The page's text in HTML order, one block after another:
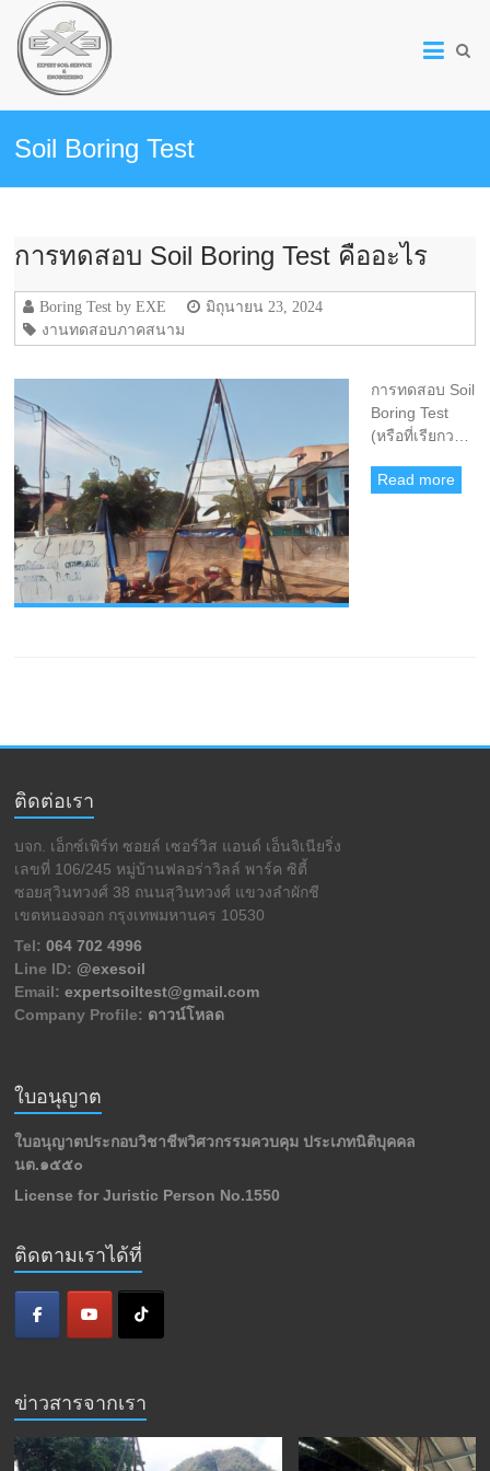
Expert
Soil
Service
&
Engineering
|
Soil
Investigation
Service
บริษัท
เอ็กซ์
เพิร์ท
ซอ
ยล์
เซอร์วิส
แอนด์
เอ็น
จิ
สำรวจ
รับ
เจาะ
ทดสอบ
คุณสมบัติ
วิศวกรรม
ของ
ดิน
เจาะ
ดิน
เพื่อ
การ
ก่อสร้าง
ไทย
Soil Boring Test
การทดสอบ Soil Boring Test คืออะไร
Boring Test by EXE
มิถุนายน 23, 2024
งานทดสอบภาคสนาม
การทดสอบ Soil
Boring Test
(หรือที่เรียกว…
Read more
ติดต่อเรา
บจก. เอ็กซ์เพิร์ท ซอยล์ เซอร์วิส แอนด์ เอ็นจิเนียริ่ง
เลขที่ 106/245 หมู่บ้านฟลอร่าวิลล์ พาร์ค ซิตี้
ซอยสุวินทวงศ์ 38 ถนนสุวินทวงศ์ แขวงลำผักชี
เขตหนองจอก กรุงเทพมหานคร 10530
Tel:064 702 4996
Line ID: @exesoil
Email:expertsoiltest@gmail.com
Company Profile: ดาวน์โหลด
ใบอนุญาต
ใบอนุญาตประกอบวิชาชีพวิศวกรรมควบคุม ประเภทนิติบุคคล
นต.๑๕๕๐
License for Juristic Person No.1550
ติดตามเราได้ที่
ข่าวสารจากเรา